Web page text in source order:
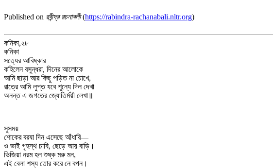
Published on রবীন্দ্র রচনাবলী(https://rabindra-rachanabali.nltr.org)
কনিকা,২৮
কনিকা
সত্যের আবিষ্কার
কহিলেন বসুন্ধরা, দিনের আলোকে
আমি ছাড়া আর কিছু পড়িত না চোখে,
রাত্রে আমি লুপ্ত যবে শূন্যে দিল দেখা
অনন্ত এ জগতের জ্যোতির্ময়ী লেখা॥
সুসময়
শোকের বরষা দিন এসেছে আঁধারি—
ও ভাই গৃহস্থ চাষি, ছেড়ে আয় বাড়ি।
ভিজিয়া নরম হল শুষ্ক মরু মন,
এই বেলা শস্য তোর করে নে বপন।